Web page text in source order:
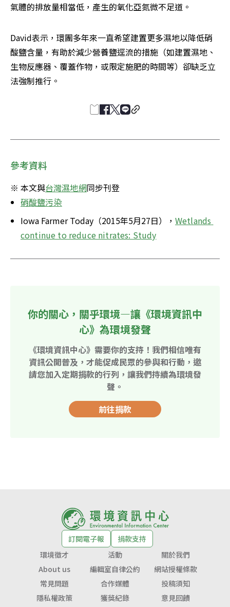
氣體的排放量相當低，產生的氧化亞氮微不足道。
David表示，環團多年來一直希望建置更多濕地以降低硝
酸鹽含量，有助於減少營養鹽逕流的措施（如建置濕地、
生物反應器、覆蓋作物，或限定施肥的時間等）卻缺乏立
法強制推行。
參考資料
※ 本文與台灣濕地網同步刊登
硝酸鹽污染
Iowa Farmer Today（2015年5月27日）， Wetlands
continue to reduce nitrates: Study
你的關心，關乎環境—讓《環境資訊中
心》為環境發聲
《環境資訊中心》需要你的支持！我們相信唯有
資訊公開普及，才能促成民眾的參與和行動，邀
請您加入定期捐款的行列，讓我們持續為環境發
聲。
前往捐款
訂閱電子報
捐款支持
環境徵才
活動
關於我們
About us
編輯室自律公約
網站授權條款
常見問題
合作媒體
投稿須知
隱私權政策
獲獎紀錄 意見回饋